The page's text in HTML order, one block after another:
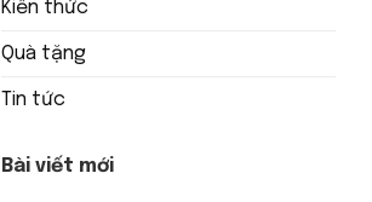
Kiến thức
Quà tặng
Tin tức
Bài viết mới